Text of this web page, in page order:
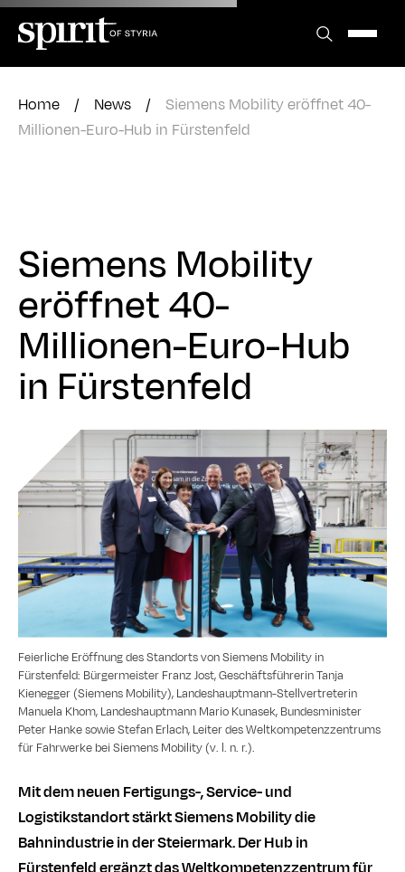
Zum
Inhalt
springen
Home
/ News /
Siemens Mobility eröffnet 40-
Millionen-Euro-Hub in Fürstenfeld
Siemens Mobility
eröffnet 40-
Millionen-Euro-Hub
in Fürstenfeld
Feierliche Eröffnung des Standorts von Siemens Mobility in
Fürstenfeld: Bürgermeister Franz Jost, Geschäftsführerin Tanja
Kienegger (Siemens Mobility), Landeshauptmann-Stellvertreterin
Manuela Khom, Landeshauptmann Mario Kunasek, Bundesminister
Peter Hanke sowie Stefan Erlach, Leiter des Weltkompetenzzentrums
für Fahrwerke bei Siemens Mobility (v. l. n. r.).
Mit dem neuen Fertigungs-, Service- und
Logistikstandort stärkt Siemens Mobility die
Bahnindustrie in der Steiermark. Der Hub in